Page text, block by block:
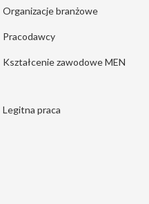
Organizacje branżowe
Pracodawcy
Kształcenie zawodowe MEN
Legitna praca